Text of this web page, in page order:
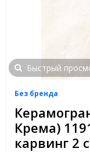
Быстрый
Без бренда
Крема)
карвинг 2